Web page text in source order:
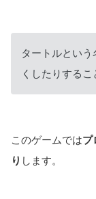
タートルとい
くしたりするこ
このゲームではプ
り します。